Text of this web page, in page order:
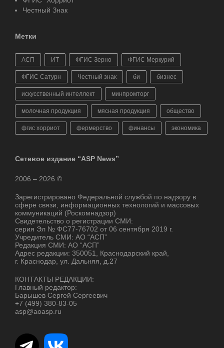
Честный Знак
Метки
АСП ИТ ФГИС Зерно ФГИС Меркурий
ФГИС Сатурн Честный знак би бизнес
искусственный интеллект минпромторг
молочная продукция мясная продукция общество
фгис хорриот фермерство финансы экономика
Сетевое издание “ASP News”
2006 – 2026 ©
Зарегистрировано Федеральной службой по надзору в
сфере связи, информационных технологий и массовых
коммуникаций (Роскомнадзор)
Свидетельство о регистрации СМИ:
серия Эл № ФС77-76702 от 06 сентября 2019 г.
Учредитель СМИ: АО “АСП”
Редакция СМИ: АО “АСП”
Адрес редакции: 350051, Краснодарский край,
г. Краснодар, ул. Дальняя, д.27
КОНТАКТЫ РЕДАКЦИИ:
Главный редактор:
Барышев Сергей Сергеевич
+7 (499) 380-83-05
asp@aoasp.ru